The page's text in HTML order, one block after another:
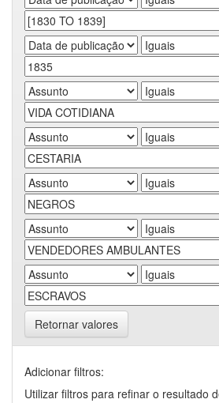
Retornar valores
Adicionar filtros:
Utilizar filtros para refinar o resultado